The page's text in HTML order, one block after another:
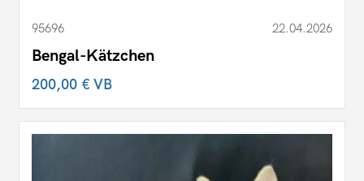
95696 22.04.2026
Bengal-Kätzchen
200,00 €VB